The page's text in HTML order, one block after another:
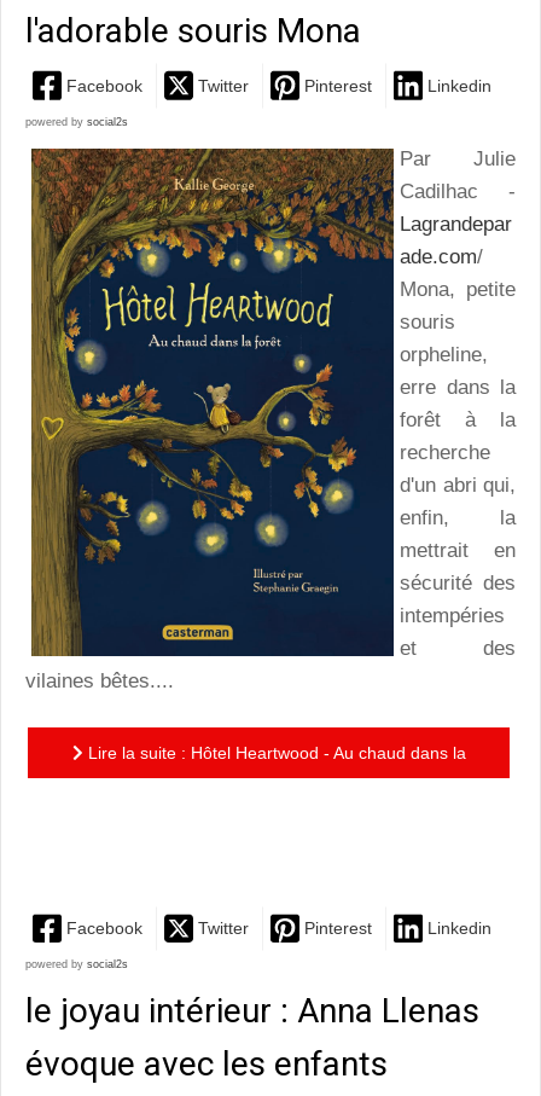
l'adorable souris Mona
Facebook Twitter Pinterest Linkedin
powered by social2s
Par Julie
Cadilhac -
Lagrandepar
ade.com/
Mona, petite
souris
orpheline,
erre dans la
forêt à la
recherche
d'un abri qui,
enfin, la
mettrait en
sécurité des
intempéries
et des
vilaines bêtes....
Lire la suite : Hôtel Heartwood - Au chaud dans la
Facebook Twitter Pinterest Linkedin
powered by social2s
le joyau intérieur : Anna Llenas
évoque avec les enfants